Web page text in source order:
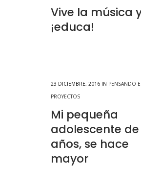
Vive la música
¡educa!
23 DICIEMBRE, 2016 IN PENSANDO
PROYECTOS
Mi pequeña
adolescente
años, se hace
mayor